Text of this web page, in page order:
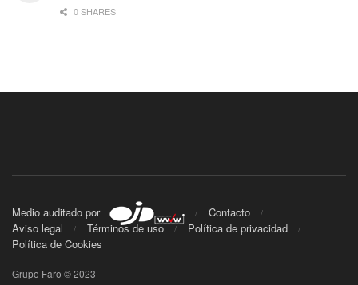
0 SHARES
Medio auditado por
Contacto
Aviso legal
Términos de uso
Política de privacidad
Política de Cookies
Grupo Faro © 2023